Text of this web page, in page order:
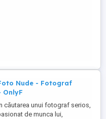
Nude - Fotograf
OnlyF
căutarea unui fotograf serios,
de munca lui,